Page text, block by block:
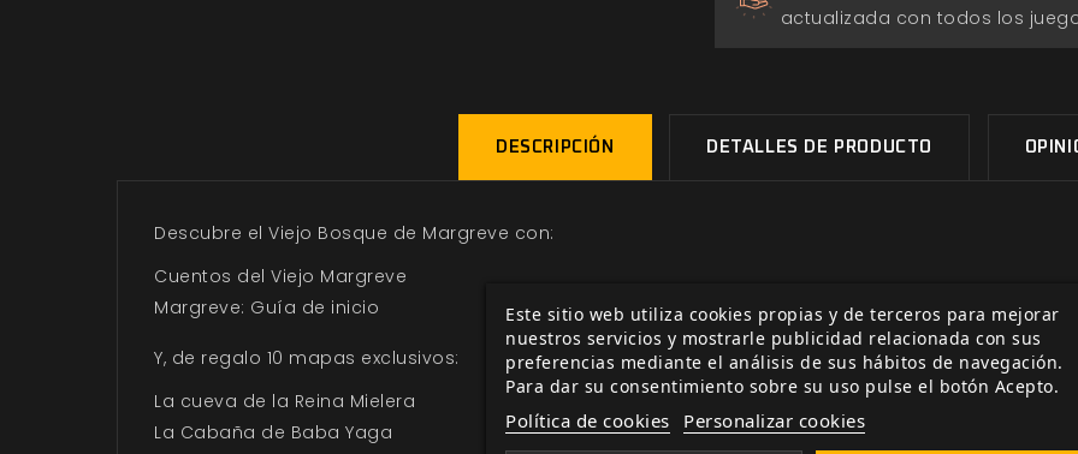
actualizada con todos los
DESCRIPCIÓN DETALLES DE PRODUCTO
Descubre el Viejo Bosque de Margreve con:
Cuentos del Viejo Margreve
Margreve: Guía de inicio
Y, de regalo 10 mapas exclusivos:
La cueva de la Reina Mielera
La Cabaña de Baba Yaga
Este sitio web utiliza cookies propias y de terceros para mejorar
nuestros servicios y mostrarle publicidad relacionada con sus
preferencias mediante el análisis de sus hábitos de navegación.
Para dar su consentimiento sobre su uso pulse el botón Acepto.
Política de cookies Personalizar cookies